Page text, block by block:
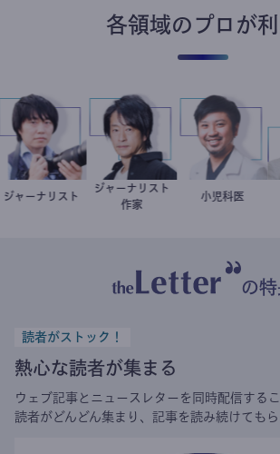
各領域のプロが利
見大介
人科医 室谷良平
マーケター 井出留美
ジャーナリスト
の
読者がストック！
熱心な読者が集まる
ウェブ記事とニュースレターを同時配信する
読者がどんどん集まり、記事を読み続けてもら